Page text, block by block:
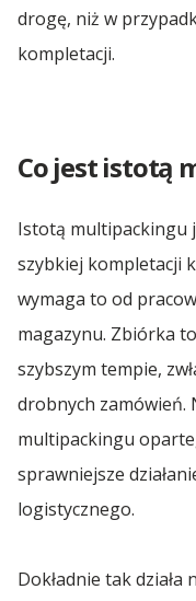
Spedycja
Spedycja
Spedycja
Spedycja
Spedycja
Spedycja
LOTTO
Yacht
Rafał
Albert
Mera
drogę, niż w
kompletacji.
Co jest istotą
Istotą multipackingu
szybkiej kompletacji
wymaga to od
magazynu. Zbiórka
szybszym tempie,
drobnych zamówień.
multipackingu
sprawniejsze
logistycznego.
Dokładnie tak